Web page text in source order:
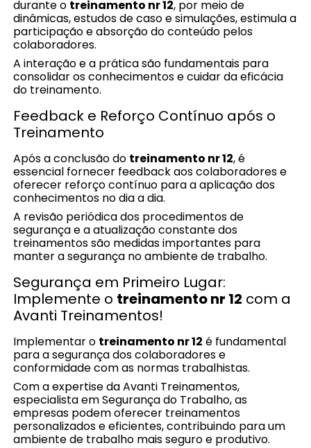
durante o treinamento nr 12, por meio de
dinâmicas, estudos de caso e simulações, estimula a
participação e absorção do conteúdo pelos
colaboradores.
A interação e a prática são fundamentais para
consolidar os conhecimentos e cuidar da eficácia
do treinamento.
Feedback e Reforço Contínuo após o
Treinamento
Após a conclusão do treinamento nr 12, é
essencial fornecer feedback aos colaboradores e
oferecer reforço contínuo para a aplicação dos
conhecimentos no dia a dia.
A revisão periódica dos procedimentos de
segurança e a atualização constante dos
treinamentos são medidas importantes para
manter a segurança no ambiente de trabalho.
Segurança em Primeiro Lugar:
Implemente o treinamento nr 12 com a
Avanti Treinamentos!
Implementar o treinamento nr 12 é fundamental
para a segurança dos colaboradores e
conformidade com as normas trabalhistas.
Com a expertise da Avanti Treinamentos,
especialista em Segurança do Trabalho, as
empresas podem oferecer treinamentos
personalizados e eficientes, contribuindo para um
ambiente de trabalho mais seguro e produtivo.